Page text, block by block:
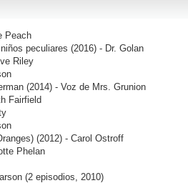
Peach
peculiares (2016) - Dr. Golan
Riley
(2014) - Voz de Mrs. Grunion
Fairfield
(2012) - Carol Ostroff
Phelan
(2 episodios, 2010)